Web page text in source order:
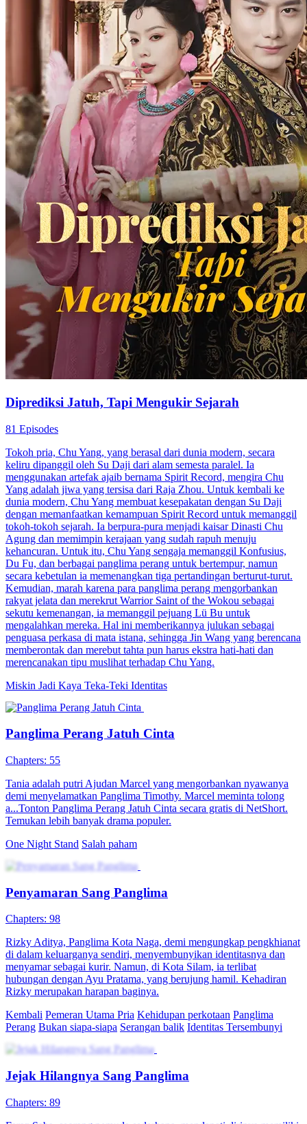
Kembalinya Sang Dewa Perang
100 Episodes
Tedi Farhan, Komando Biro Dewa Perang, yang sedang
mempersiapkan pernikahannya terpaksa berperang di garda depan.
Sementara itu, Sally Tedja sangat yakin Tedi punya alasan kuat
menunggunya selama tiga tahun. Ironisnya, Tedi mengalami
kecelakaan saat mencoba menyelamatkan Sally. Sally pun merawat
Tedi yang koma tanpa putus asa sembari menerima ejekan,
ketidakpedulian, dan tindasan orang-orang. Seiring sadarnya Tedi,
Dewa Perang kembali.
Harem Panglima PerangBukan siapa-siapa
Panglima Perang Palsu
85 Episodes
Fandi Susono dan ibunya, Sekar Harsya, mengalami tragedi ketika
ibunya secara tidak sengaja diinjak hingga tewas oleh Panglima
Perang, Lintang Yaksa, waktu berjalan-jalan. Keluarga Panglima
Perang yang arogan menolak memberi ganti rugi. Tak lama
kemudian, Lintang disergap dan terluka parah, lalu masuk ke rumah
Fandi, di mana Fandi memukulnya hingga pingsan. Melihat ada
peluang, Fandi akhirnya menyamar sebagai Lintang dan menyusup
merencanakan pembalasan dendamnya, menghina mantan pacarnya,
menuju kesuksesan melalui kebohongan dan tipu daya.
Panglima PerangPembalasan dendamSerangan balik
Yatim Piatu Jadi Jagoan Perang
74 Episodes
Arif Santoso tumbuh sebagai yatim piatu yang dihina dan ditindas.
Berkat tekad pantang menyerah, ia bangkit hingga menjadi
Panglima Agung. Kembali ke Kota Samudra, Arif membalas
kematian ayah angkatnya dan memulai perjalanan penuh aksi,
membangun legenda yang menginspirasi.
KembaliPemeran Utama PriaFantasi perkotaan
Semangat Sang Panglima
85 Episodes
Fergus Septa, mantan panglima pertama Pasukan Denta Negara
Inesa, yang dijuluki Master Fergus, pensiun untuk menemani
istrinya, Elena Litos, tapi terpaksa kembali karena muridnya, Shinta
Nola. Terakhir dia menghancurkan Grup Bayangan yang mengacau
Panglima Penjaga Langit
90 Episodes
Gunawan, Sang Pemain Catur dari Gunung Kunlun, mendapat
Dinasti Agung untuk merebut jenazahnya. Tanpa disangka, ia justru
menjadi Dewa Perang Pelindung Dinasti Agung, menjaga gerbang
negara dan menggemparkan delapan penjuru.
Panglima PerangPemeran Utama PriaFantasi perkotaan